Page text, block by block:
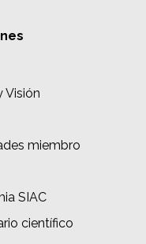
Visión
miembro
SIAC
científico